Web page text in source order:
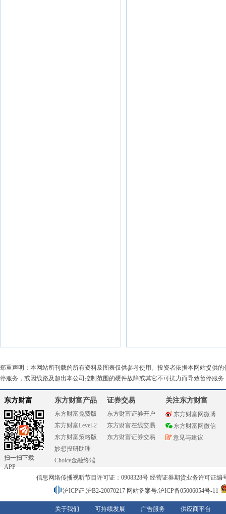
郑重声明：本网站所刊载的所有资料及图表仅供参考使用。投资者依据本网站提供
停服务，或因线路及超出本公司控制范围的硬件故障或其它不可抗力而导致暂停服
东方财富
扫一扫下载
APP
东方财富产品
东方财富免费版
东方财富Level-2
东方财富策略版
妙想投研助理
Choice金融终端
证券交易
东方财富证券开户
东方财富在线交易
东方财富证券交易
关注东方财富
东方财富网微博
东方财富网微信
意见与建议
信息网络传播视听节目许可证：0908328号 经营证券期货业务许可证编
沪ICP证:沪B2-20070217 网站备案号:沪ICP备05006054号-11
关于我们 可持续发展 广告服务 供应商平台